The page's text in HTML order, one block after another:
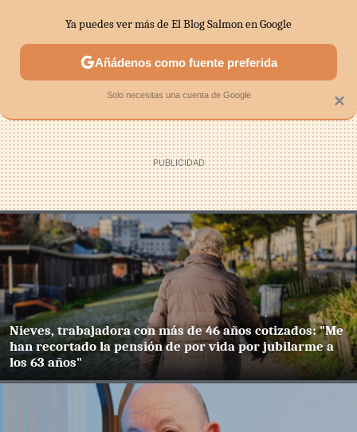
SECTORES ECONOMÍA DOMÉSTICA MERCADOS
Nieves, trabajadora con más de 46 años cotizados: "Me
han recortado la pensión de por vida por jubilarme a
los 63 años"
×
Ya puedes ver más de El Blog Salmon en Google
Añádenos como fuente preferida
Solo necesitas una cuenta de Google